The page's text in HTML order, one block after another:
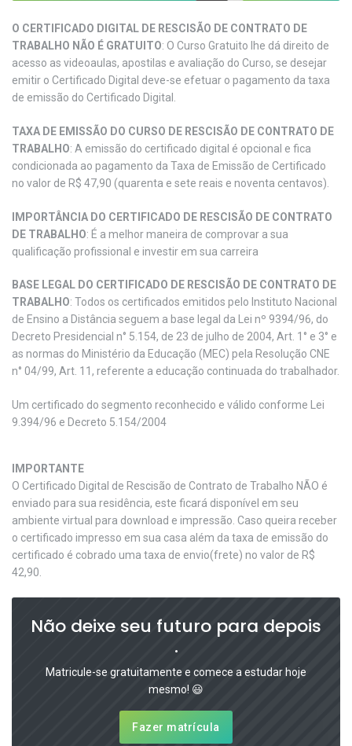
O CERTIFICADO DIGITAL DE RESCISÃO DE CONTRATO DE
TRABALHO NÃO É GRATUITO: O Curso Gratuito lhe dá direito de
acesso as videoaulas, apostilas e avaliação do Curso, se desejar
emitir o Certificado Digital deve-se efetuar o pagamento da taxa
de emissão do Certificado Digital.
TAXA DE EMISSÃO DO CURSO DE RESCISÃO DE CONTRATO DE
TRABALHO: A emissão do certificado digital é opcional e fica
condicionada ao pagamento da Taxa de Emissão de Certificado
no valor de R$ 47,90 (quarenta e sete reais e noventa centavos).
IMPORTÂNCIA DO CERTIFICADO DE RESCISÃO DE CONTRATO
DE TRABALHO: É a melhor maneira de comprovar a sua
qualificação profissional e investir em sua carreira
BASE LEGAL DO CERTIFICADO DE RESCISÃO DE CONTRATO DE
TRABALHO: Todos os certificados emitidos pelo Instituto Nacional
de Ensino a Distância seguem a base legal da Lei nº 9394/96, do
Decreto Presidencial n° 5.154, de 23 de julho de 2004, Art. 1° e 3° e
as normas do Ministério da Educação (MEC) pela Resolução CNE
n° 04/99, Art. 11, referente a educação continuada do trabalhador.
Um certificado do segmento reconhecido e válido conforme Lei
9.394/96 e Decreto 5.154/2004
IMPORTANTE
O Certificado Digital de Rescisão de Contrato de Trabalho NÃO é
enviado para sua residência, este ficará disponível em seu
ambiente virtual para download e impressão. Caso queira receber
o certificado impresso em sua casa além da taxa de emissão do
certificado é cobrado uma taxa de envio(frete) no valor de R$
42,90.
Não deixe seu futuro para depois
.
Matricule-se gratuitamente e comece a estudar hoje
mesmo! 😃
Fazer matrícula